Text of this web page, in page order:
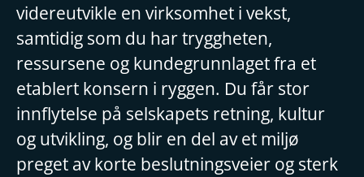
videreutvikle en virksomhet i vekst,
samtidig som du har tryggheten,
ressursene og kundegrunnlaget fra et
etablert konsern i ryggen. Du får stor
innflytelse på selskapets retning, kultur
og utvikling, og blir en del av et miljø
preget av korte beslutningsveier og sterk